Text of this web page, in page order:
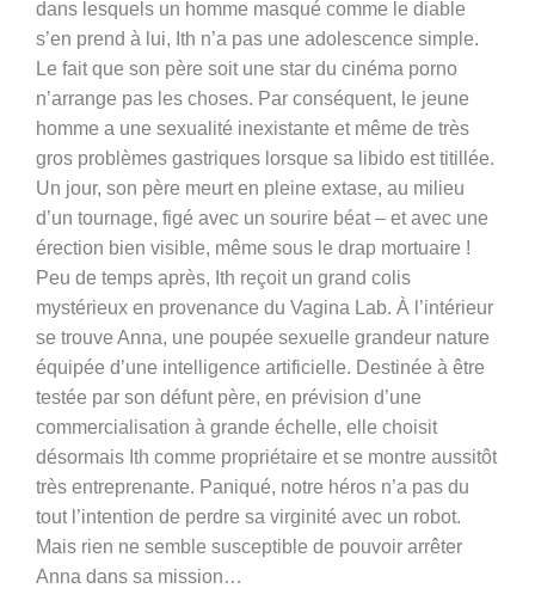
dans lesquels un homme masqué comme le diable
s’en prend à lui, Ith n’a pas une adolescence simple.
Le fait que son père soit une star du cinéma porno
n’arrange pas les choses. Par conséquent, le jeune
homme a une sexualité inexistante et même de très
gros problèmes gastriques lorsque sa libido est titillée.
Un jour, son père meurt en pleine extase, au milieu
d’un tournage, figé avec un sourire béat – et avec une
érection bien visible, même sous le drap mortuaire !
Peu de temps après, Ith reçoit un grand colis
mystérieux en provenance du Vagina Lab. À l’intérieur
se trouve Anna, une poupée sexuelle grandeur nature
équipée d’une intelligence artificielle. Destinée à être
testée par son défunt père, en prévision d’une
commercialisation à grande échelle, elle choisit
désormais Ith comme propriétaire et se montre aussitôt
très entreprenante. Paniqué, notre héros n’a pas du
tout l’intention de perdre sa virginité avec un robot.
Mais rien ne semble susceptible de pouvoir arrêter
Anna dans sa mission…